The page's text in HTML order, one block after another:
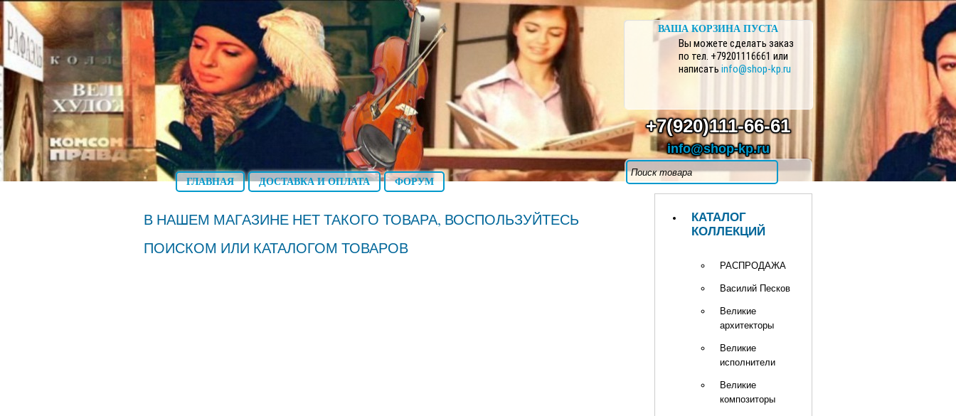
ГЛАВНАЯ ДОСТАВКА И ОПЛАТА ФОРУМ
+7(920)111-66-61
info@shop-kp.ru
КАТАЛОГ
КОЛЛЕКЦИЙ
РАСПРОДАЖА
Василий Песков
Великие
архитекторы
Великие
исполнители
Великие
композиторы
ВАША КОРЗИНА ПУСТА
Вы можете сделать заказ
по тел. +79201116661 или
написать info@shop-kp.ru
В НАШЕМ МАГАЗИНЕ НЕТ ТАКОГО ТОВАРА, ВОСПОЛЬЗУЙТЕСЬ
ПОИСКОМ ИЛИ КАТАЛОГОМ ТОВАРОВ